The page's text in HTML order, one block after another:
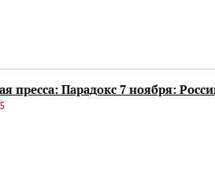
пресса: Парадокс 7 ноября: